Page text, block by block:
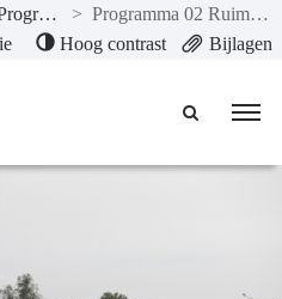
Programma’s >
Programma 02 Ruimte en Agrofood
Hoog contrast Bijlagen